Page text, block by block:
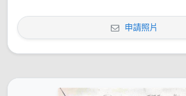
申請照片